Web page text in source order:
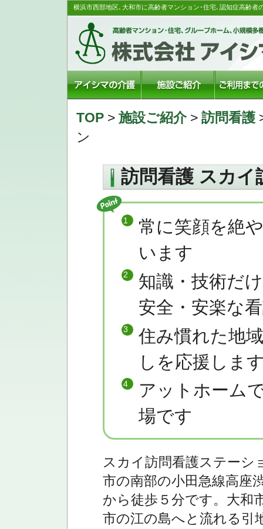
横浜市西部地区､大和市に高齢者マンション･住宅､認知症高齢
TOP > 施設ご紹介> 訪問看護
ン
訪問看護 スカイ
常に笑顔を絶
います
知識・技術だ
安全・安楽な
住み慣れた地
しを応援しま
アットホーム
場です
スカイ訪問看護ステーシ
市の南部の小田急線高座
から徒歩５分です。大和
市の江の島へと流れる引